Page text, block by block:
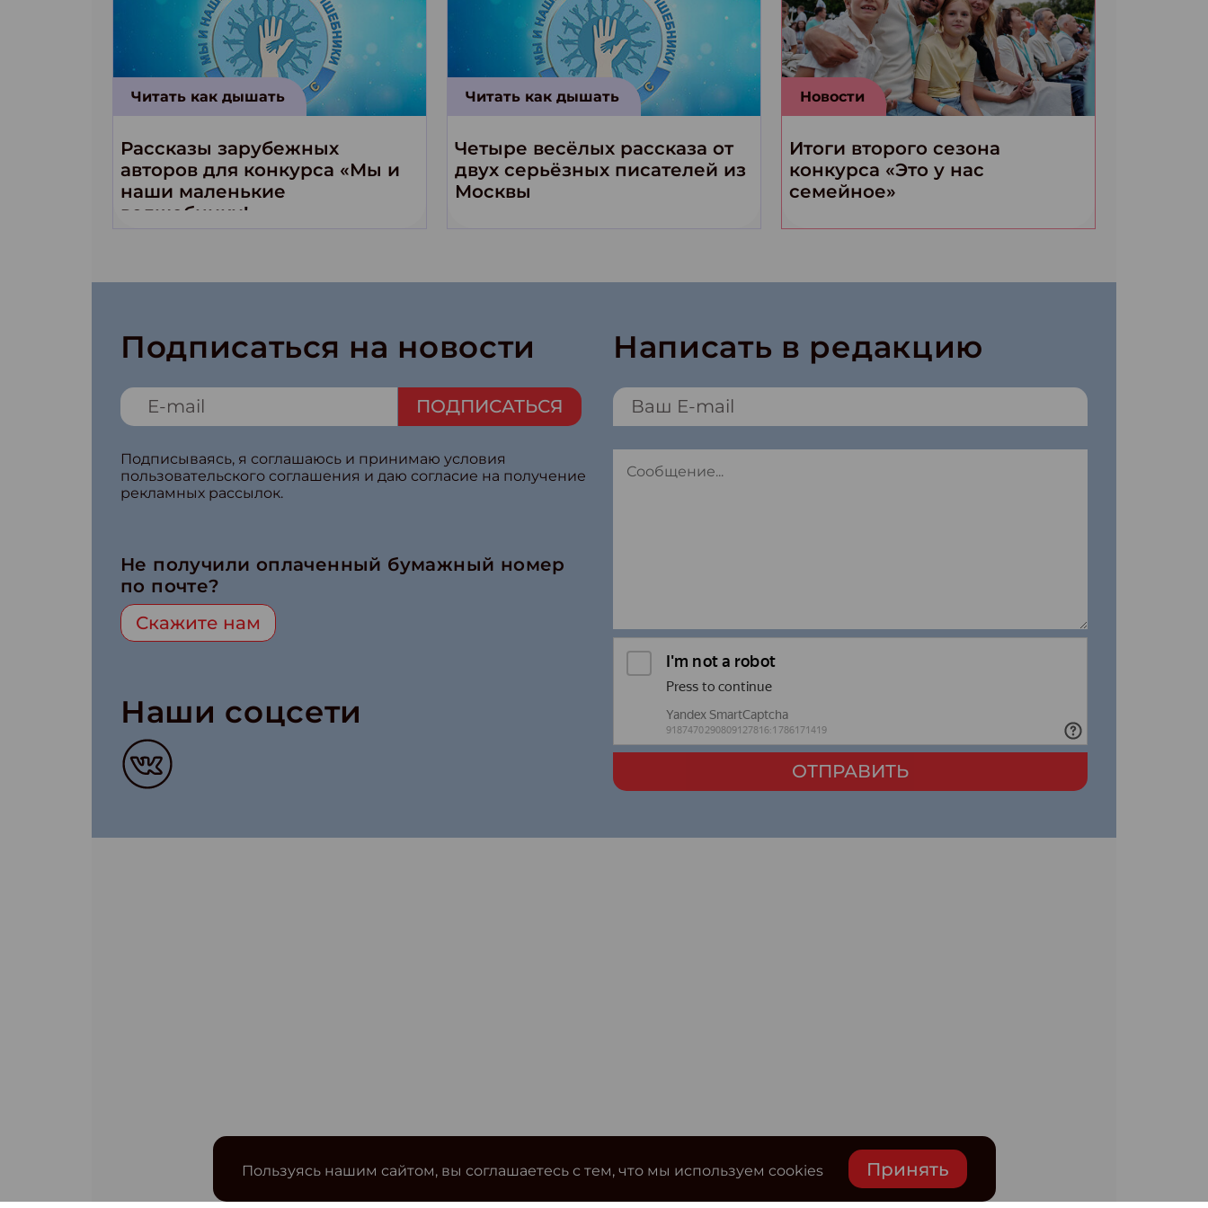
Читать как дышать
Рассказы зарубежных
авторов для конкурса «Мы и
наши маленькие
волшебники!»
Читать как дышать
Четыре весёлых рассказа от
двух серьёзных писателей из
Москвы
Новости
Итоги второго сезона
конкурса «Это у нас
семейное»
Подписаться на новости
ПОДПИСАТЬСЯ
Подписываясь, я соглашаюсь и принимаю условия
пользовательского соглашения и даю согласие на получение
рекламных рассылок.
Не получили оплаченный бумажный номер
по почте?
Скажите нам
Наши соцсети
Написать в редакцию
ОТПРАВИТЬ
Пользуясь нашим сайтом, вы соглашаетесь с тем, что мы используем cookies Принять